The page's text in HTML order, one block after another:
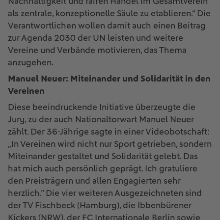
als zentrale, konzeptionelle Säule zu etablieren.“ Die
Verantwortlichen wollen damit auch einen Beitrag
zur Agenda 2030 der UN leisten und weitere
Vereine und Verbände motivieren, das Thema
anzugehen.
Manuel Neuer: Miteinander und Solidarität in den
Vereinen
Diese beeindruckende Initiative überzeugte die
Jury, zu der auch Nationaltorwart Manuel Neuer
zählt. Der 36-Jährige sagte in einer Videobotschaft:
„In Vereinen wird nicht nur Sport getrieben, sondern
Miteinander gestaltet und Solidarität gelebt. Das
hat mich auch persönlich geprägt. Ich gratuliere
den Preisträgern und allen Engagierten sehr
herzlich.” Die vier weiteren Ausgezeichneten sind
der TV Fischbeck (Hamburg), die Ibbenbürener
Kickers (NRW), der FC Internationale Berlin sowie